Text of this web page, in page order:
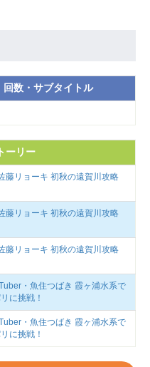
回数・サブタイトル
ーリー
藤リョーキ 初秋の遠賀川攻略
藤リョーキ 初秋の遠賀川攻略
藤リョーキ 初秋の遠賀川攻略
・魚住つばき 霞ヶ浦水系で
に挑戦！
・魚住つばき 霞ヶ浦水系で
に挑戦！